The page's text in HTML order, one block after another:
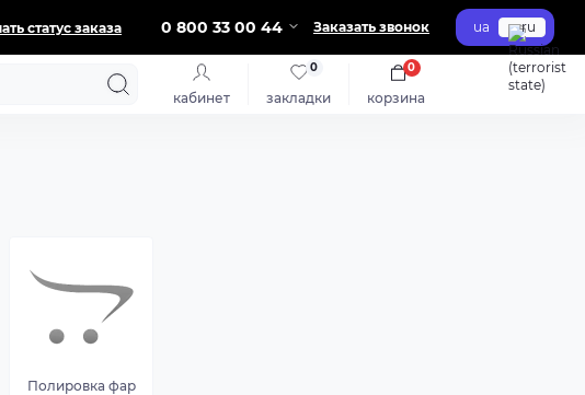
статус заказа 0 800 33 00 44 Заказать звонок ua ru
кабинет закладки
0
корзина
0
Полировка фар